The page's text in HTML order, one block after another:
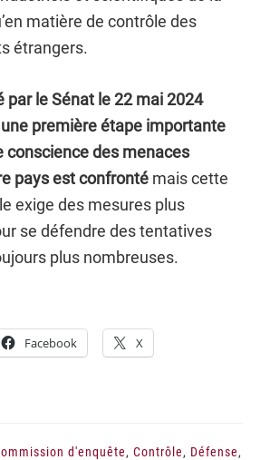
matière de contrôle des
étrangers.
par le Sénat le 22 mai 2024
première étape importante
conscience des menaces
pays est confronté mais cette
exige des mesures plus
se défendre des tentatives
plus nombreuses.
Facebook X
d'enquête, Contrôle, Défense,